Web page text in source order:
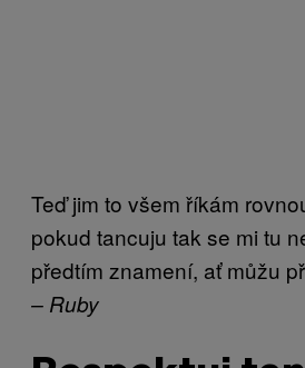
Teď jim to všem říkám
pokud tancuju tak se mi tu
předtím znamení, ať můžu
– Ruby